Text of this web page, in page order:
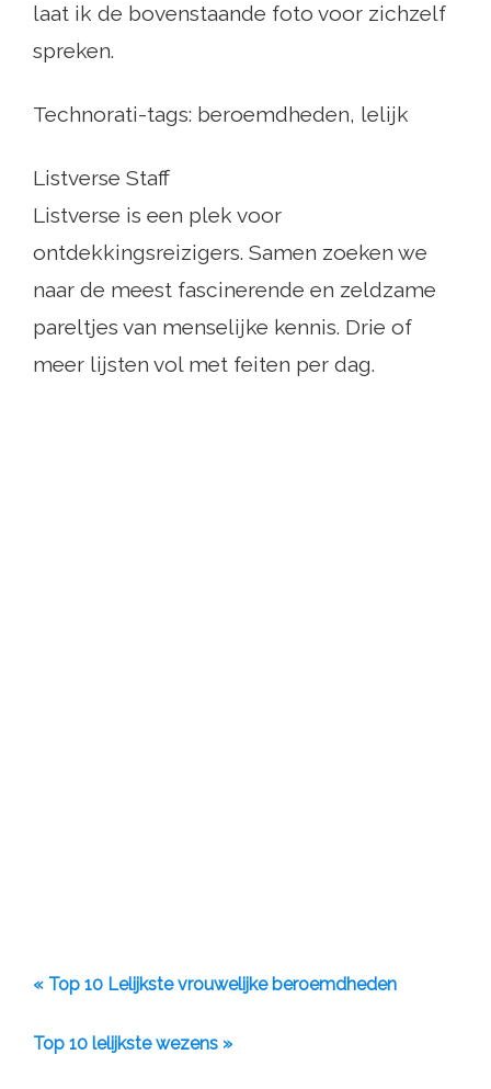
laat ik de bovenstaande foto voor zichzelf
spreken.
Technorati-tags: beroemdheden, lelijk
Listverse Staff
Listverse is een plek voor
ontdekkingsreizigers. Samen zoeken we
naar de meest fascinerende en zeldzame
pareltjes van menselijke kennis. Drie of
meer lijsten vol met feiten per dag.
« Top 10 Lelijkste vrouwelijke beroemdheden
Top 10 lelijkste wezens »